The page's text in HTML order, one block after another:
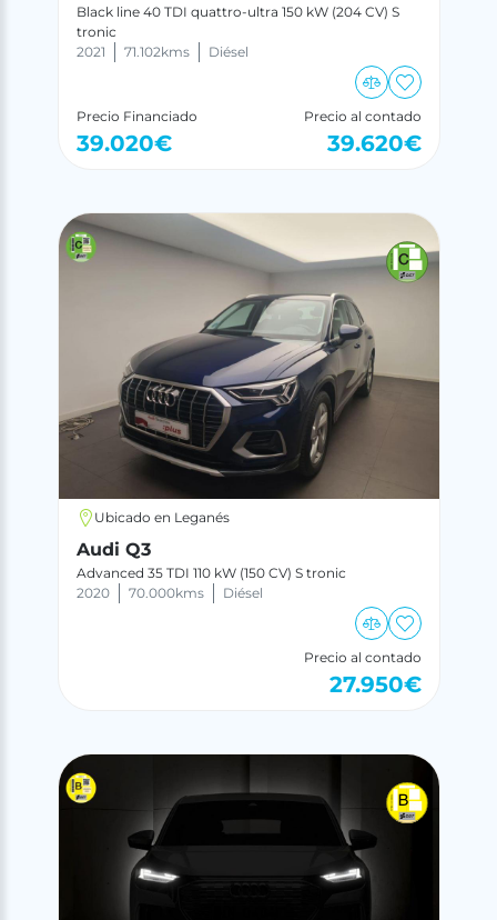
Black line 40 TDI quattro-ultra 150 kW (204 CV) S
tronic
2021
71.102kms Diésel
Precio Financiado
39.020€
Precio al contado
39.620€
Ubicado en Leganés
Audi Q3
Advanced 35 TDI 110 kW (150 CV) S tronic
2020
70.000kms Diésel
Precio al contado
27.950€